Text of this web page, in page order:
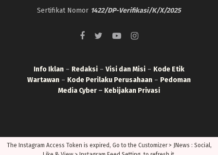
Sertifikat Nomor 1422/DP-Verifikasi/K/X/2025
Info Iklan – Redaksi – Visi dan Misi – Kode Etik
Wartawan – Kode Perilaku Perusahaan – Pedoman
Media Cyber – Kebijakan Privasi
The Instagram Access Token is expired, Go to the Customizer > JNews : Social,